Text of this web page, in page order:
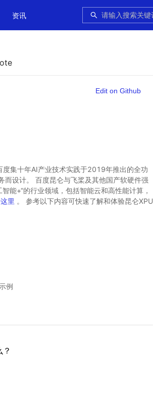
资讯
Edit on Github
集十年AI产业技术实践于2019年推出的全功
而设计。 百度昆仑与飞桨及其他国产软硬件强
能+“的行业领域，包括智能云和高性能计算，
里 。 参考以下内容可快速了解和体验昆仑XPU
例